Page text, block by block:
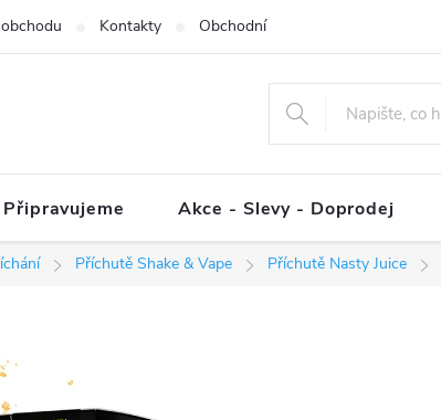
Kontakty Obchodní podmínky
Připravujeme Akce - Slevy - Doprodej
Příchutě Shake & Vape Příchutě Nasty Juice